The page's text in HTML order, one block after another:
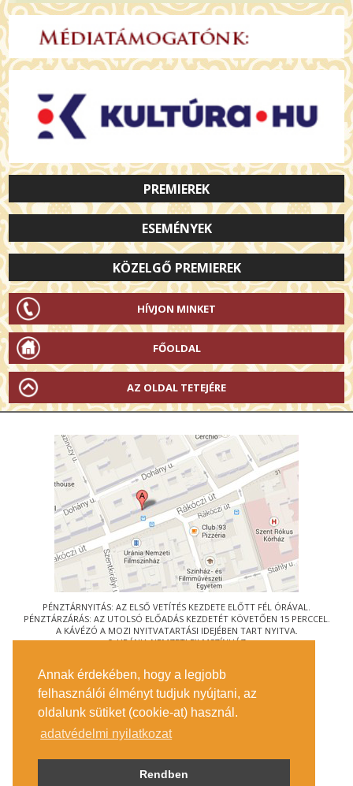
Annak érdekében, hogy a legjobb
felhasználói élményt tudjuk nyújtani, az
oldalunk sütiket (cookie-at) használ.
adatvédelmi nyilatkozat
Rendben
PREMIEREK
ESEMÉNYEK
KÖZELGŐ PREMIEREK
HÍVJON MINKET
FŐOLDAL
AZ OLDAL TETEJÉRE
PÉNZTÁRNYITÁS: AZ ELSŐ VETÍTÉS KEZDETE ELŐTT FÉL ÓRÁVAL.
PÉNZTÁRZÁRÁS: AZ UTOLSÓ ELŐADÁS KEZDETÉT KÖVETŐEN 15 PERCCEL.
A KÁVÉZÓ A MOZI NYITVATARTÁSI IDEJÉBEN TART NYITVA.
© URÁNIA NEMZETI FILMSZÍNHÁZ
1088 BUDAPEST, RÁKÓCZI ÚT 21.
MEGKÖZELÍTÉS
JEGYINFORMÁCIÓ
ÍRJON NEKÜNK!
KÖZÉRDEKŰ ADATOK